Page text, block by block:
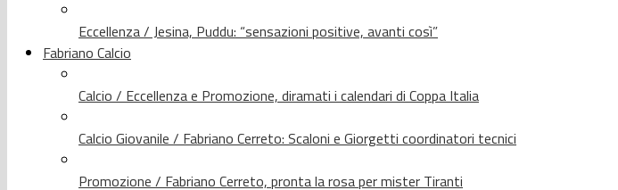
Eccellenza / Jesina, Puddu: “sensazioni positive, avanti così”
Fabriano Calcio
Calcio / Eccellenza e Promozione, diramati i calendari di Coppa Italia
Calcio Giovanile / Fabriano Cerreto: Scaloni e Giorgetti coordinatori tecnici
Promozione / Fabriano Cerreto, pronta la rosa per mister Tiranti